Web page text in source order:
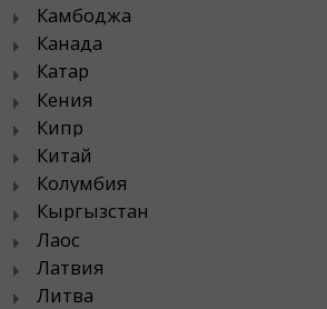
Камбоджа
Канада
Катар
Кения
Кипр
Китай
Колумбия
Кыргызстан
Лаос
Латвия
Литва